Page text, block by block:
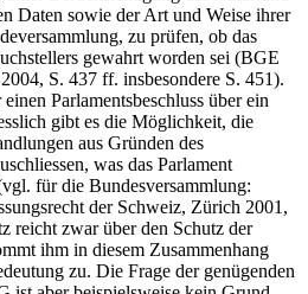
Daten sowie der Art und Weise ihrer
zu prüfen, ob das
gewahrt worden sei (BGE
S. 437 ff. insbesondere S. 451).
Parlamentsbeschluss über ein
gibt es die Möglichkeit, die
aus Gründen des
was das Parlament
für die Bundesversammlung:
der Schweiz, Zürich 2001,
reicht zwar über den Schutz der
ihm in diesem Zusammenhang
zu. Die Frage der genügenden